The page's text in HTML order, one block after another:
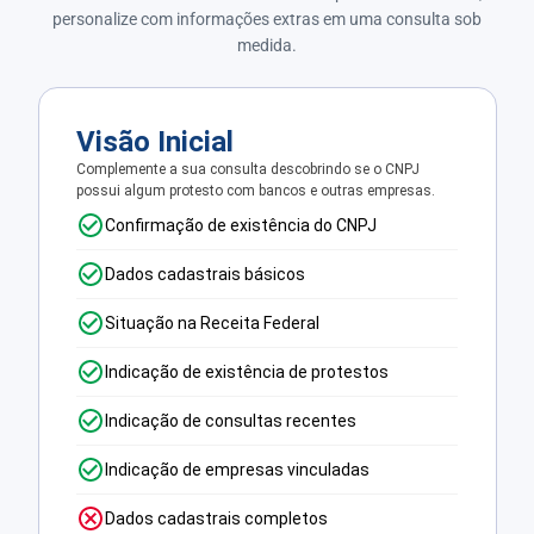
personalize com informações extras em uma consulta sob
medida.
Visão Inicial
Complemente a sua consulta descobrindo se o CNPJ
possui algum protesto com bancos e outras empresas.
Confirmação de existência do CNPJ
Dados cadastrais básicos
Situação na Receita Federal
Indicação de existência de protestos
Indicação de consultas recentes
Indicação de empresas vinculadas
Dados cadastrais completos